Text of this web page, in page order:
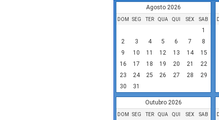
Agosto 2026
DOM SEG TER QUA QUI SEX SAB
1
2
3 4 5 6 7
8
9
10 11 12 13 14
15
16
17 18 19 20 21
22
23
24 25 26 27 28
29
30
31
Outubro 2026
DOM SEG TER QUA QUI SEX SAB